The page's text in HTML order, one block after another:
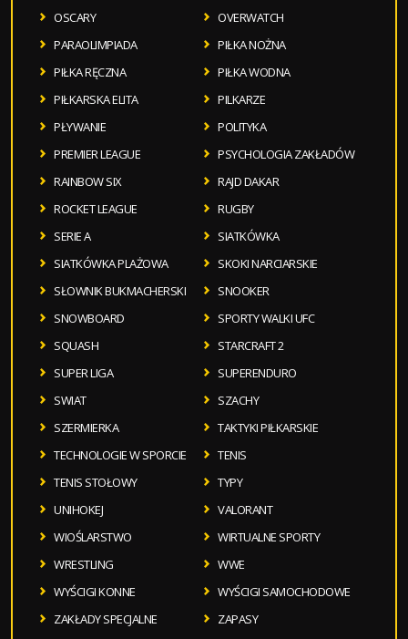
OSCARY
OVERWATCH
PARAOLIMPIADA
PIŁKA NOŻNA
PIŁKA RĘCZNA
PIŁKA WODNA
PIŁKARSKA ELITA
PILKARZE
PŁYWANIE
POLITYKA
PREMIER LEAGUE
PSYCHOLOGIA ZAKŁADÓW
RAINBOW SIX
RAJD DAKAR
ROCKET LEAGUE
RUGBY
SERIE A
SIATKÓWKA
SIATKÓWKA PLAŻOWA
SKOKI NARCIARSKIE
SŁOWNIK BUKMACHERSKI
SNOOKER
SNOWBOARD
SPORTY WALKI UFC
SQUASH
STARCRAFT 2
SUPER LIGA
SUPERENDURO
SWIAT
SZACHY
SZERMIERKA
TAKTYKI PIŁKARSKIE
TECHNOLOGIE W SPORCIE
TENIS
TENIS STOŁOWY
TYPY
UNIHOKEJ
VALORANT
WIOŚLARSTWO
WIRTUALNE SPORTY
WRESTLING
WWE
WYŚCIGI KONNE
WYŚCIGI SAMOCHODOWE
ZAKŁADY SPECJALNE
ZAPASY